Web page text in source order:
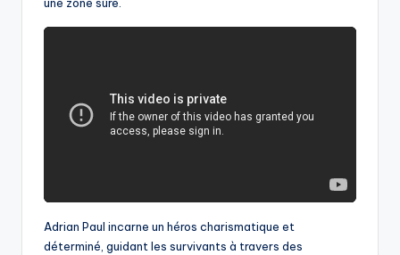
une zone sûre.
Adrian Paul incarne un héros charismatique et
déterminé, guidant les survivants à travers des